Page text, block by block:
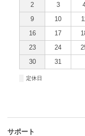
2
3
9
10
16
17
23
24
30
31
定休日
サポート